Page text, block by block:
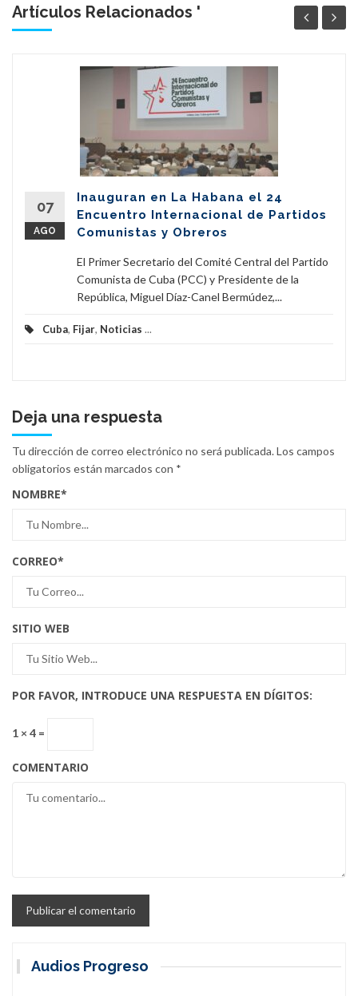
Artículos Relacionados '
07
AGO
Inauguran en La Habana el 24
Encuentro Internacional de Partidos
Comunistas y Obreros
El Primer Secretario del Comité Central del Partido
Comunista de Cuba (PCC) y Presidente de la
República, Miguel Díaz-Canel Bermúdez,...
Cuba, Fijar, Noticias ...
Deja una respuesta
Tu dirección de correo electrónico no será publicada.Los campos
obligatorios están marcados con *
NOMBRE*
CORREO*
SITIO WEB
POR FAVOR, INTRODUCE UNA RESPUESTA EN DÍGITOS:
1 × 4 =
COMENTARIO
Audios Progreso